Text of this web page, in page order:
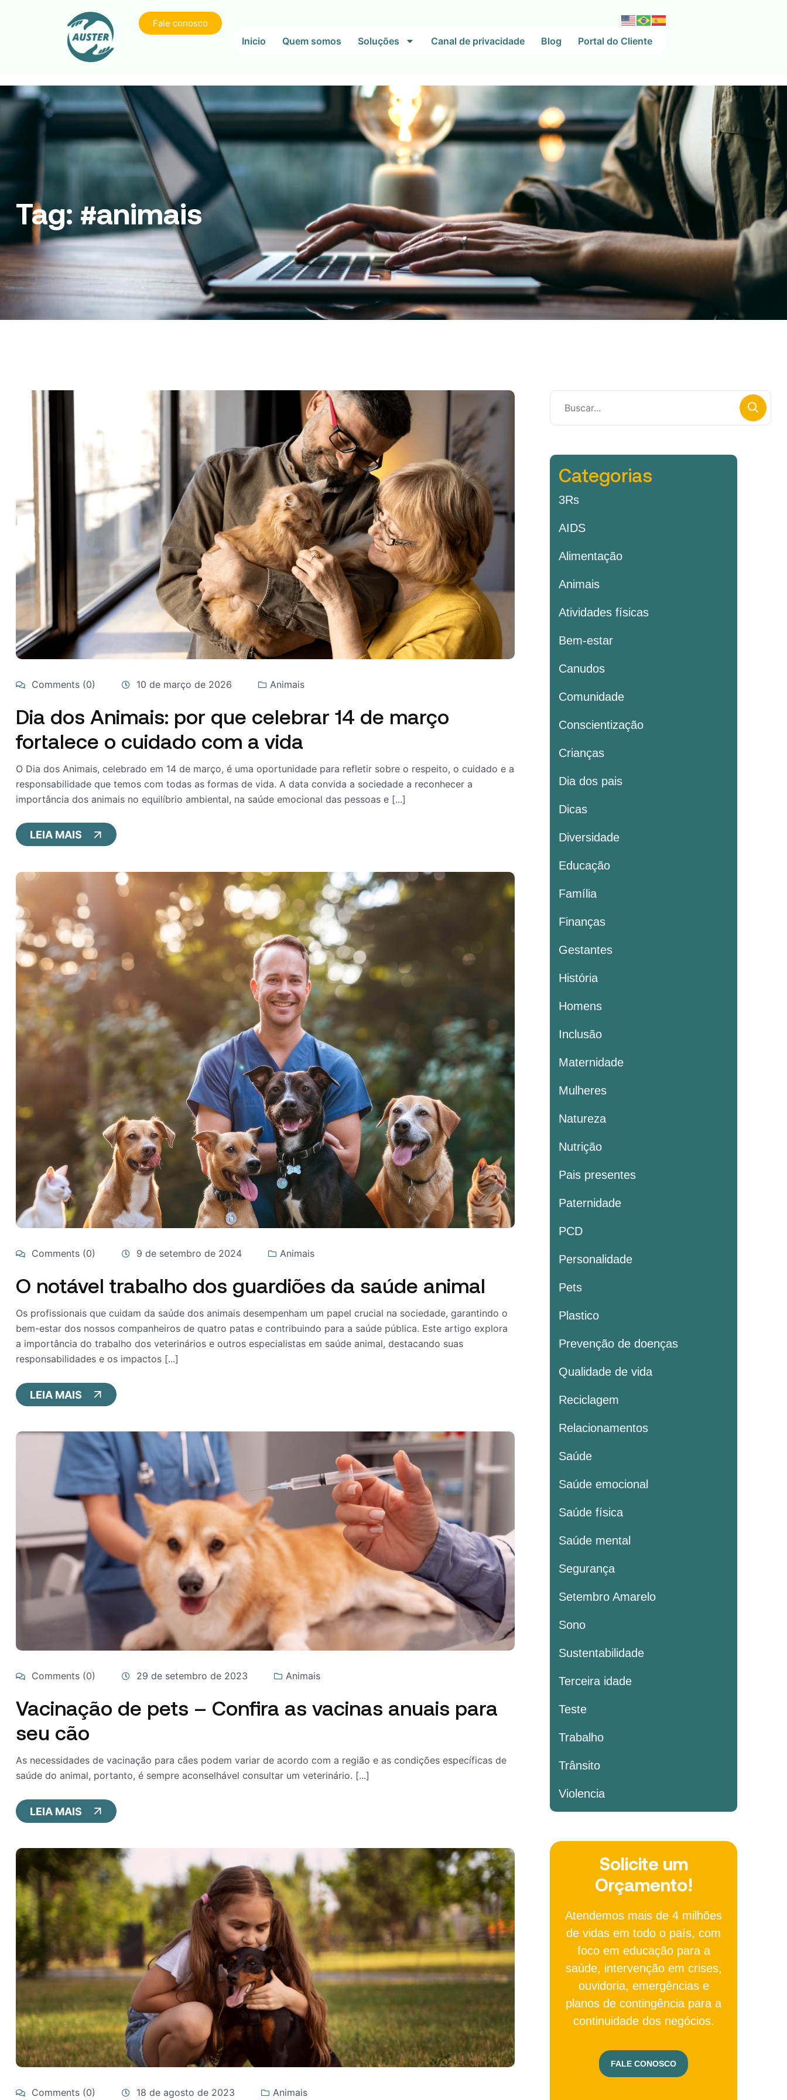
Fale conosco
Inicio Quem somos Soluções Canal de privacidade Blog Portal do Cliente
Tag:#animais
Comments (0) 10 de março de 2026 Animais
Dia dos Animais: por que celebrar 14 de março
fortalece o cuidado com a vida
O Dia dos Animais, celebrado em 14 de março, é uma oportunidade para refletir sobre o respeito, o cuidado e a
responsabilidade que temos com todas as formas de vida. A data convida a sociedade a reconhecer a
importância dos animais no equilíbrio ambiental, na saúde emocional das pessoas e [...]
LEIA MAIS
Comments (0) 9 de setembro de 2024 Animais
O notável trabalho dos guardiões da saúde animal
Os profissionais que cuidam da saúde dos animais desempenham um papel crucial na sociedade, garantindo o
bem-estar dos nossos companheiros de quatro patas e contribuindo para a saúde pública. Este artigo explora
a importância do trabalho dos veterinários e outros especialistas em saúde animal, destacando suas
responsabilidades e os impactos [...]
LEIA MAIS
Comments (0) 29 de setembro de 2023 Animais
Vacinação de pets – Confira as vacinas anuais para
seu cão
As necessidades de vacinação para cães podem variar de acordo com a região e as condições específicas de
saúde do animal, portanto, é sempre aconselhável consultar um veterinário. [...]
LEIA MAIS
Comments (0) 18 de agosto de 2023 Animais
Categorias
3Rs
AIDS
Alimentação
Animais
Atividades físicas
Bem-estar
Canudos
Comunidade
Conscientização
Crianças
Dia dos pais
Dicas
Diversidade
Educação
Família
Finanças
Gestantes
História
Homens
Inclusão
Maternidade
Mulheres
Natureza
Nutrição
Pais presentes
Paternidade
PCD
Personalidade
Pets
Plastico
Prevenção de doenças
Qualidade de vida
Reciclagem
Relacionamentos
Saúde
Saúde emocional
Saúde física
Saúde mental
Segurança
Setembro Amarelo
Sono
Sustentabilidade
Terceira idade
Teste
Trabalho
Trânsito
Violencia
Solicite um
Orçamento!
Atendemos mais de 4 milhões
de vidas em todo o país, com
foco em educação para a
saúde, intervenção em crises,
ouvidoria, emergências e
planos de contingência para a
continuidade dos negócios.
FALE CONOSCO